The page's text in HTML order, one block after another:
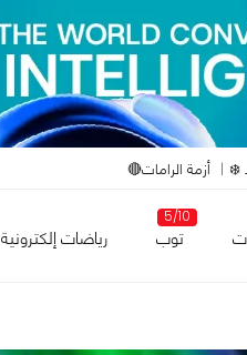
❄️ أزمة الرامات🔴
5/10
توب رياضات إلكترونية